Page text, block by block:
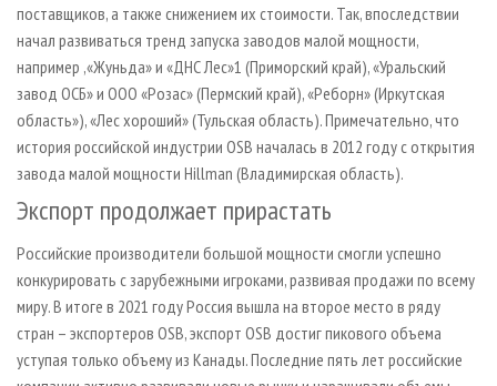
поставщиков, а также снижением их стоимости. Так, впоследствии
начал развиваться тренд запуска заводов малой мощности,
например ,«Жуньда» и «ДНС Лес»1 (Приморский край), «Уральский
завод ОСБ» и ООО «Розас» (Пермский край), «Реборн» (Иркутская
область»), «Лес хороший» (Тульская область). Примечательно, что
история российской индустрии OSB началась в 2012 году с открытия
завода малой мощности Hillman (Владимирская область).
Экспорт продолжает прирастать
Российские производители большой мощности смогли успешно
конкурировать с зарубежными игроками, развивая продажи по всему
миру. В итоге в 2021 году Россия вышла на второе место в ряду
стран – экспортеров OSB, экспорт OSB достиг пикового объема
уступая только объему из Канады. Последние пять лет российские